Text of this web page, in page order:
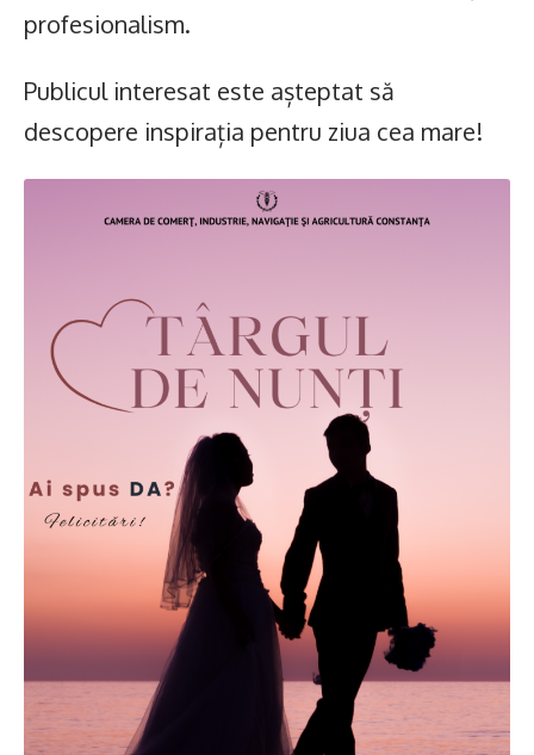
profesionalism.
Publicul interesat este așteptat să
descopere inspirația pentru ziua cea mare!